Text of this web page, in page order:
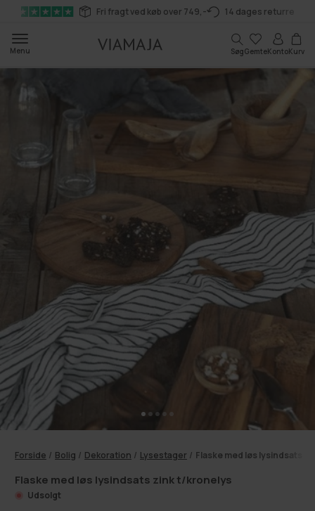
Gå til
indhold
Fri fragt ved køb over 749,- 14 dages returret
Menu SøgGemteKonto
Kurv
Kurv
Forside / Bolig / Dekoration / Lysestager / Flaske med løs lysindsats
Flaske med løs lysindsats zink t/kronelys
Udsolgt